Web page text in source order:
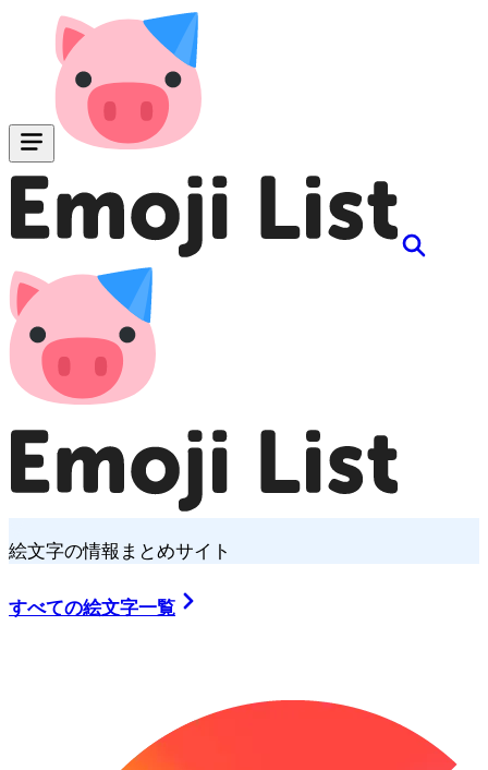
絵文字の情報まとめサイト
すべての絵文字一覧